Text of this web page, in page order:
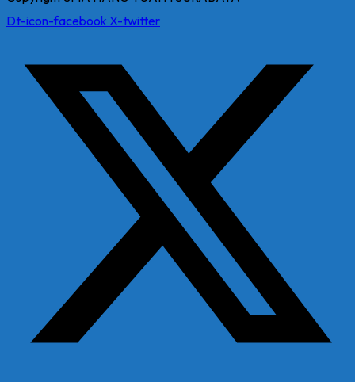
Dt-icon-facebook X-twitter